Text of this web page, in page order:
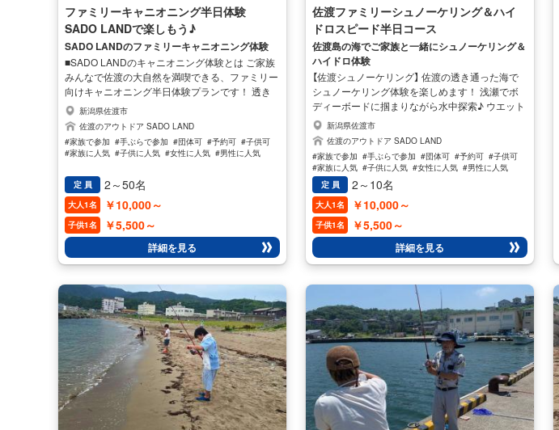
ファミリーキャニオニング半日体験
SADO LANDで楽しもう♪
SADO LANDのファミリーキャニオニング体験
■SADO LANDのキャニオニング体験とは ご家族
みんなで佐渡の大自然を満喫できる、ファミリー
向けキャニオニング半日体験プランです！ 透き
通る渓流を歩き、小さな滝を滑ったり、お子様か
ら大人まで安心して楽しめるコースをご用意して
います♪ 経験豊富なガイドがしっかりサポートす
るので、初めての方や小さなお子様連れでも安心
のお得な料金設定なので、ご家族で気軽にアウト
ドア体験をお楽しみいただけます♪ 通常プランよ
りリーズナブルな価格で、思い出に残る佐渡の自
然体験を満喫してください 半日で気軽に楽しめ
るため、観光やグルメと組み合わせた佐渡旅行に
もおすすめです 家族みんなで笑顔になれる特別
な時間を、SADO LANDでお過ごしください！
新潟県佐渡市
佐渡のアウトドア SADO LAND
#家族で参加 #手ぶらで参加 #団体可 #予約可 #子供可
#家族に人気 #子供に人気 #女性に人気 #男性に人気
定 員 2～50名
大人1名 ￥10,000～
子供1名 ￥5,500～
詳細を見る
佐渡ファミリーシュノーケリング＆ハイ
ドロスピード半日コース
佐渡島の海でご家族と一緒にシュノーケリング＆
ハイドロ体験
【佐渡シュノーケリング】 佐渡の透き通った海で
シュノーケリング体験を楽しめます！ 浅瀬でボ
ディーボードに掴まりながら水中探索♪ ウエット
スーツ、ライフジャケット、ヘルメットなどの装
備を着用するので 小さなお子様やご家族グルー
プで参加可能です。 【ハイドロスピードとは？】 1
人乗り用ゴムボートに上半身を乗せ、足にはフィ
ンを付けて体のバランスをとりながら海や川で遊
ぶ 新感覚のボディボードです。 ベテランガイド
がフィンの使い方や泳ぎ方など全て説明いたしま
すのでマリンスポーツ初心者でも安心してご参加
いただけます。 春から秋まで体験できます！
新潟県佐渡市
佐渡のアウトドア SADO LAND
#家族で参加 #手ぶらで参加 #団体可 #予約可 #子供可
#家族に人気 #子供に人気 #女性に人気 #男性に人気
定 員
2～10名
大人1名 ￥10,000～
子供1名 ￥5,500～
詳細を見る